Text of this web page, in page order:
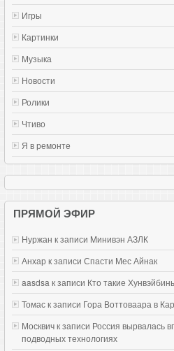
Игры
Картинки
Музыка
Новости
Ролики
Чтиво
Я в ремонте
ПРЯМОЙ ЭФИР
Нуржан к записи Mинивэн АЗЛК
Анхар к записи Спасти Мес Айнак
aasdsa к записи Кто такие
Томас к записи Гора Воттоваара в
Москвич к записи Россия вырвалась
подводных технологиях